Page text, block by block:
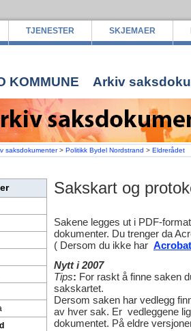
TJENESTER SKJEMAER
KOMMUNE Arkiv
saksdokumenter> Politikk Bydel Nordstrand > Eldrerådet
Sakskart og
Sakene legges ut i PDF-
dokumenter. Du trenger da
( Dersom du ikke har
Nytt i 2007
Tips: For raskt å finne saken
sakskartet.
Dersom saken har vedlegg
av hver sak. Er vedleggene
dokumentet. På eldre